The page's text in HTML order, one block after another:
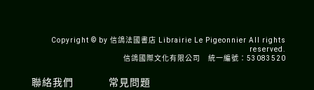
Copyright © by 信鴿法國書店 Librairie Le Pigeonnier All rights
reserved.
信鴿國際文化有限公司 統一編號：53083520
聯絡我們 常見問題